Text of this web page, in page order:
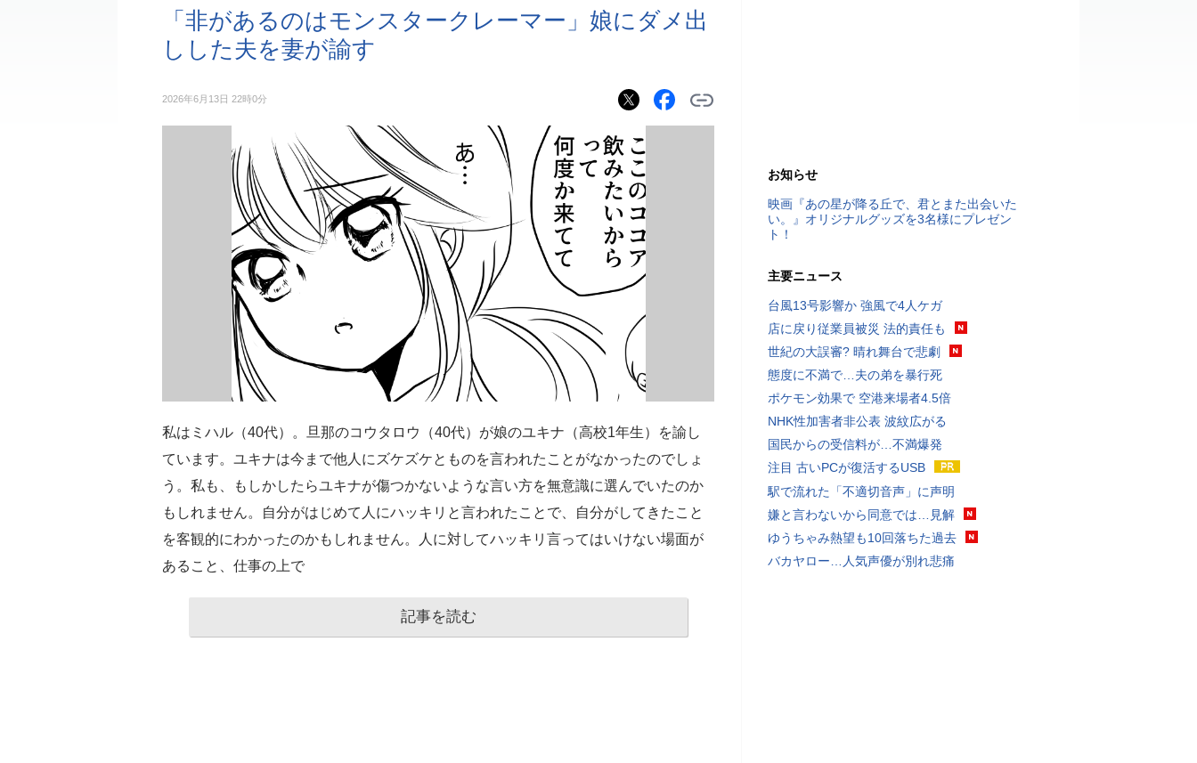
「非があるのはモンスタークレーマー」娘にダメ出
しした夫を妻が諭す
2026年6月13日 22時0分
私はミハル（40代）。旦那のコウタロウ（40代）が娘のユキナ（高校1年生）を諭し
ています。ユキナは今まで他人にズケズケとものを言われたことがなかったのでしょ
う。私も、もしかしたらユキナが傷つかないような言い方を無意識に選んでいたのか
もしれません。自分がはじめて人にハッキリと言われたことで、自分がしてきたこと
を客観的にわかったのかもしれません。人に対してハッキリ言ってはいけない場面が
あること、仕事の上で
記事を読む
お知らせ
映画『あの星が降る丘で、君とまた出会いた
い。』オリジナルグッズを3名様にプレゼン
ト！
主要ニュース
台風13号影響か 強風で4人ケガ
店に戻り従業員被災 法的責任も
世紀の大誤審? 晴れ舞台で悲劇
態度に不満で…夫の弟を暴行死
ポケモン効果で 空港来場者4.5倍
NHK性加害者非公表 波紋広がる
国民からの受信料が…不満爆発
注目 古いPCが復活するUSB
駅で流れた「不適切音声」に声明
嫌と言わないから同意では…見解
ゆうちゃみ熱望も10回落ちた過去
バカヤロー…人気声優が別れ悲痛